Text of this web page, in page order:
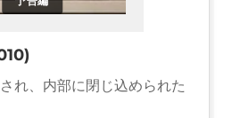
れ、内部に閉じ込められた